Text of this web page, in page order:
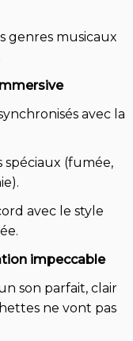
genres musicaux
avec la
spéciaux (fumée,
avec le style
impeccable
son parfait, clair
ne vont pas